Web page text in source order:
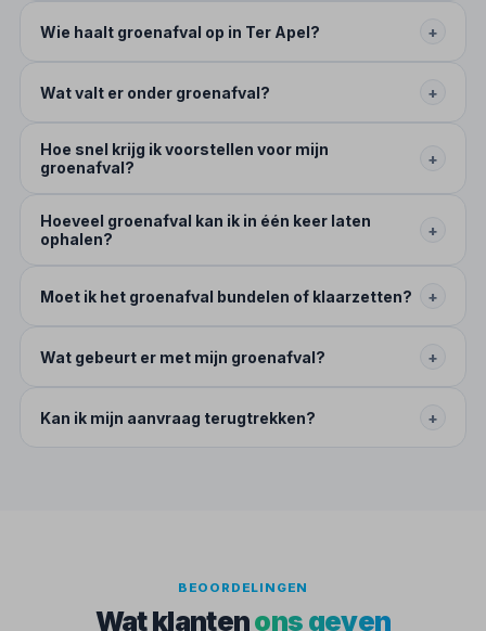
Wie haalt groenafval op in Ter Apel? +
Wat valt er onder groenafval? +
Hoe snel krijg ik voorstellen voor mijn
groenafval?
+
Hoeveel groenafval kan ik in één keer laten
ophalen?
+
Moet ik het groenafval bundelen of klaarzetten? +
Wat gebeurt er met mijn groenafval? +
Kan ik mijn aanvraag terugtrekken? +
BEOORDELINGEN
Wat klantenons geven